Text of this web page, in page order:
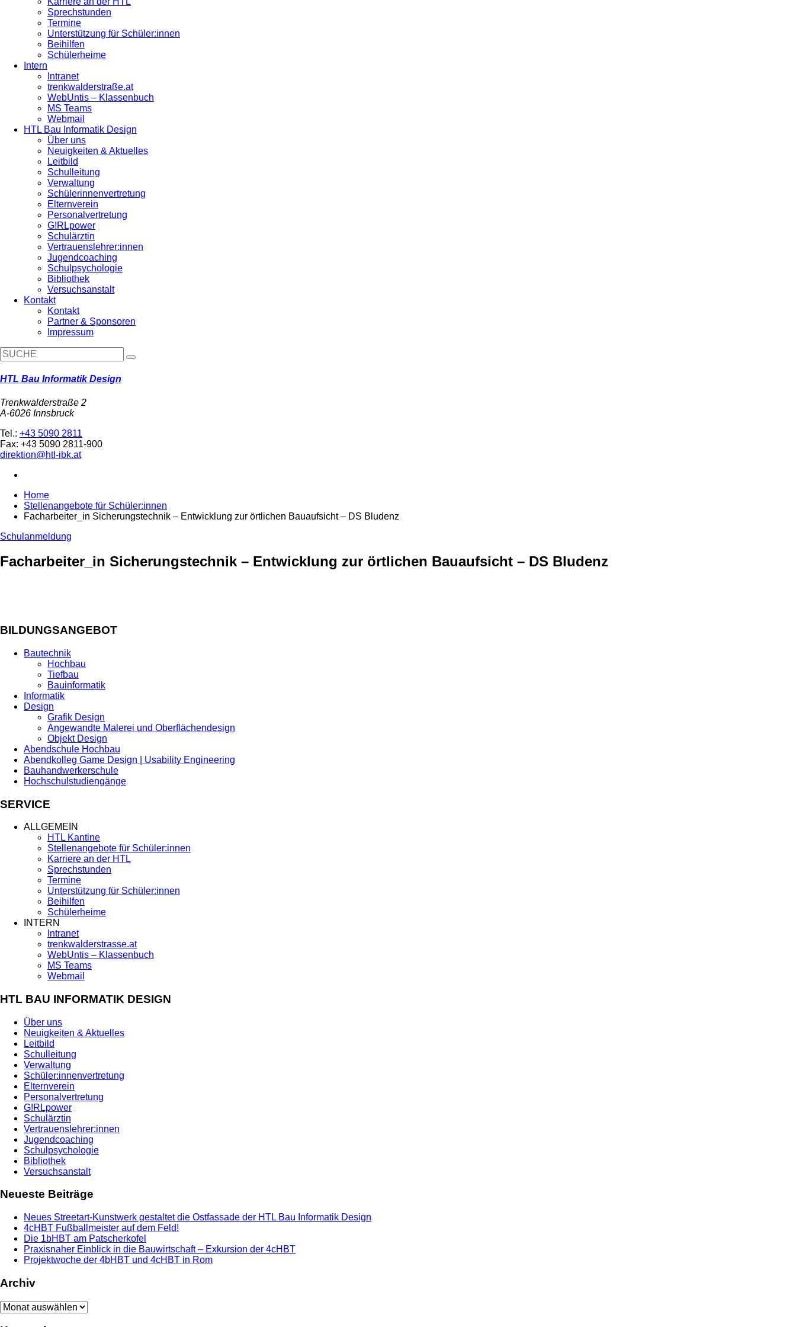
Sprechstunden
Termine
Unterstützung für Schüler:innen
Beihilfen
Schülerheime
Intern
Intranet
trenkwalderstraße.at
WebUntis – Klassenbuch
MS Teams
Webmail
HTL Bau Informatik Design
Über uns
Neuigkeiten & Aktuelles
Leitbild
Schulleitung
Verwaltung
Schülerinnenvertretung
Elternverein
Personalvertretung
G!RLpower
Schulärztin
Vertrauenslehrer:innen
Jugendcoaching
Schulpsychologie
Bibliothek
Versuchsanstalt
Kontakt
Kontakt
Partner & Sponsoren
Impressum
HTL Bau Informatik Design
Trenkwalderstraße 2
A-6026 Innsbruck
Tel.: +43 5090 2811
Fax: +43 5090 2811-900
direktion@htl-ibk.at
Home
Stellenangebote für Schüler:innen
Facharbeiter_in Sicherungstechnik – Entwicklung zur örtlichen Bauaufsicht – DS Bludenz
Schulanmeldung
Facharbeiter_in Sicherungstechnik – Entwicklung zur örtlichen Bauaufsicht – DS Bludenz
BILDUNGSANGEBOT
Bautechnik
Hochbau
Tiefbau
Bauinformatik
Informatik
Design
Grafik Design
Angewandte Malerei und Oberflächendesign
Objekt Design
Abendschule Hochbau
Abendkolleg Game Design | Usability Engineering
Bauhandwerkerschule
Hochschulstudiengänge
SERVICE
ALLGEMEIN
HTL Kantine
Stellenangebote für Schüler:innen
Karriere an der HTL
Sprechstunden
Termine
Unterstützung für Schüler:innen
Beihilfen
Schülerheime
INTERN
Intranet
trenkwalderstrasse.at
WebUntis – Klassenbuch
MS Teams
Webmail
HTL BAU INFORMATIK DESIGN
Über uns
Neuigkeiten & Aktuelles
Leitbild
Schulleitung
Verwaltung
Schüler:innenvertretung
Elternverein
Personalvertretung
G!RLpower
Schulärztin
Vertrauenslehrer:innen
Jugendcoaching
Schulpsychologie
Bibliothek
Versuchsanstalt
Neueste Beiträge
Neues Streetart-Kunstwerk gestaltet die Ostfassade der HTL Bau Informatik Design
4cHBT Fußballmeister auf dem Feld!
Die 1bHBT am Patscherkofel
Praxisnaher Einblick in die Bauwirtschaft – Exkursion der 4cHBT
Projektwoche der 4bHBT und 4cHBT in Rom
Archiv
Archiv